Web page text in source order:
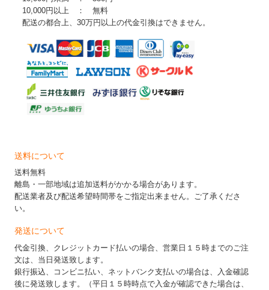
10,000円以上 ： 無料
配送の都合上、30万円以上の代金引換はできません。
送料について
送料無料
離島・一部地域は追加送料がかかる場合があります。
配送業者及び配送希望時間帯をご指定出来ません。ご了承くださ
い。
発送について
代金引換、クレジットカード払いの場合、営業日１５時までのご注
文は、当日発送致します。
銀行振込、コンビニ払い、ネットバンク支払いの場合は、入金確認
後に発送致します。（平日１５時時点で入金が確認できた場合は、